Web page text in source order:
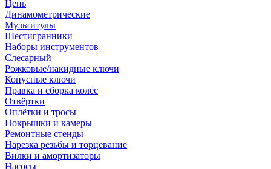
Цепь
Динамометрические
Мультитулы
Шестигранники
Наборы инструментов
Слесарный
Рожковые/накидные ключи
Конусные ключи
Правка и сборка колёс
Отвёртки
Оплётки и тросы
Покрышки и камеры
Ремонтные стенды
Нарезка резьбы и торцевание
Вилки и амортизаторы
Насосы